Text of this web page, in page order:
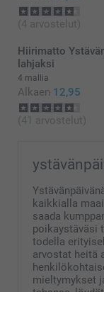
(4 arvostelut)
Hiirimatto
lahjaksi
4 mallia
Alkaen 12,95
(41 arvostelut)
kaikkialla
saada
poikaystäväsi
todella
arvostat heitä
mieltymykset
tahansa,